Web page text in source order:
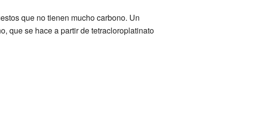
que no tienen mucho carbono. Un
que se hace a partir de tetracloroplatinato